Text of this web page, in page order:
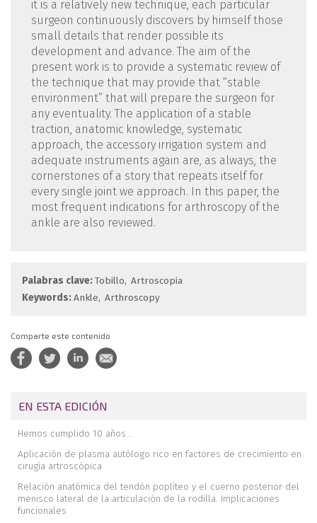
it is a relatively new technique, each particular
surgeon continuously discovers by himself those
small details that render possible its
development and advance. The aim of the
present work is to provide a systematic review of
the technique that may provide that “stable
environment” that will prepare the surgeon for
any eventuality. The application of a stable
traction, anatomic knowledge, systematic
approach, the accessory irrigation system and
adequate instruments again are, as always, the
cornerstones of a story that repeats itself for
every single joint we approach. In this paper, the
most frequent indications for arthroscopy of the
ankle are also reviewed.
Palabras clave:Tobillo Artroscopia
Keywords:Ankle Arthroscopy
Comparte este contenido
EN ESTA EDICIÓN
Hemos cumplido 10 años…
Aplicación de plasma autólogo rico en factores de crecimiento en
cirugía artroscópica
Relación anatómica del tendón poplíteo y el cuerno posterior del
menisco lateral de la articulación de la rodilla. Implicaciones
funcionales